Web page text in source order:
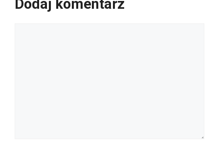
Dodaj komentarz